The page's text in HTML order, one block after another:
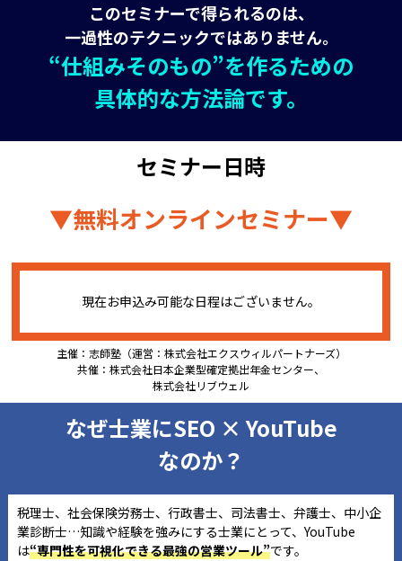
このセミナーで得られるのは、
一過性のテクニックではありません。
“仕組みそのもの”を作るための
具体的な方法論です。
セミナー日時
▼無料オンラインセミナー▼
現在お申込み可能な日程はございません。
主催：志師塾（運営：株式会社エクスウィルパートナーズ）
共催：株式会社日本企業型確定拠出年金センター、
株式会社リブウェル
なぜ士業にSEO × YouTube
なのか？
税理士、社会保険労務士、行政書士、司法書士、弁護士、中小企
業診断士…知識や経験を強みにする士業にとって、YouTube
は“専門性を可視化できる最強の営業ツール”です。